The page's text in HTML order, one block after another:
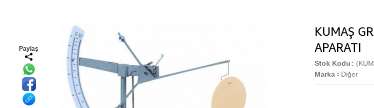
Paylaş
KUMAŞ
APARATI
Stok Kodu
Marka : Diğer